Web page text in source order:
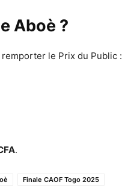
Aboè ?
le Prix du Public :
.
Finale CAOF Togo 2025